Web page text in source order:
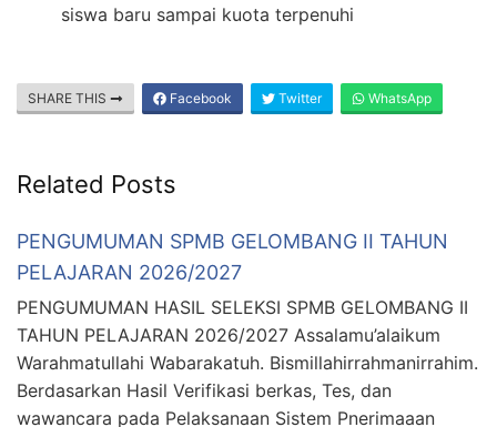
siswa baru sampai kuota terpenuhi
SHARE THIS Facebook Twitter WhatsApp
Related Posts
PENGUMUMAN SPMB GELOMBANG II TAHUN
PELAJARAN 2026/2027
PENGUMUMAN HASIL SELEKSI SPMB GELOMBANG II
TAHUN PELAJARAN 2026/2027 Assalamu’alaikum
Warahmatullahi Wabarakatuh. Bismillahirrahmanirrahim.
Berdasarkan Hasil Verifikasi berkas, Tes, dan
wawancara pada Pelaksanaan Sistem Pnerimaaan